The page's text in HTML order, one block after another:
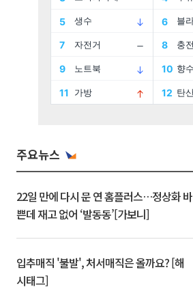
주요뉴스
22일 만에 다시 문 연 홈플러스…정상화 바
쁜데 재고 없어 ‘발동동’[가보니]
입추매직 '불발', 처서매직은 올까요? [해
시태그]